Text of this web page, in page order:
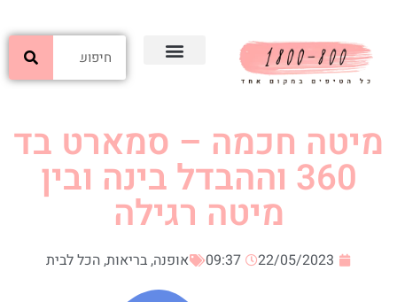
מיטה חכמה – סמארט בד
360 וההבדל בינה ובין
מיטה רגילה
22/05/2023
09:37 אופנה,בריאות,הכל לבית